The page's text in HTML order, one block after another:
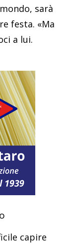
sarà
festa. «Ma
a lui.
capire